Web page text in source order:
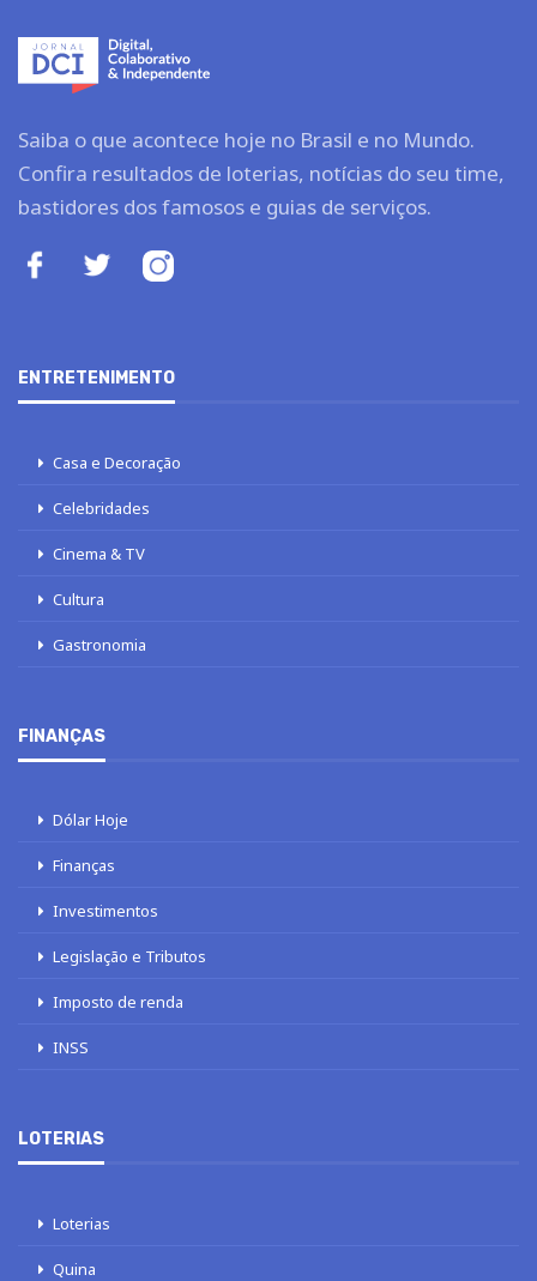
Saiba o que acontece hoje no Brasil e no Mundo.
Confira resultados de loterias, notícias do seu time,
bastidores dos famosos e guias de serviços.
ENTRETENIMENTO
Casa e Decoração
Celebridades
Cinema & TV
Cultura
Gastronomia
FINANÇAS
Dólar Hoje
Finanças
Investimentos
Legislação e Tributos
Imposto de renda
INSS
LOTERIAS
Loterias
Quina